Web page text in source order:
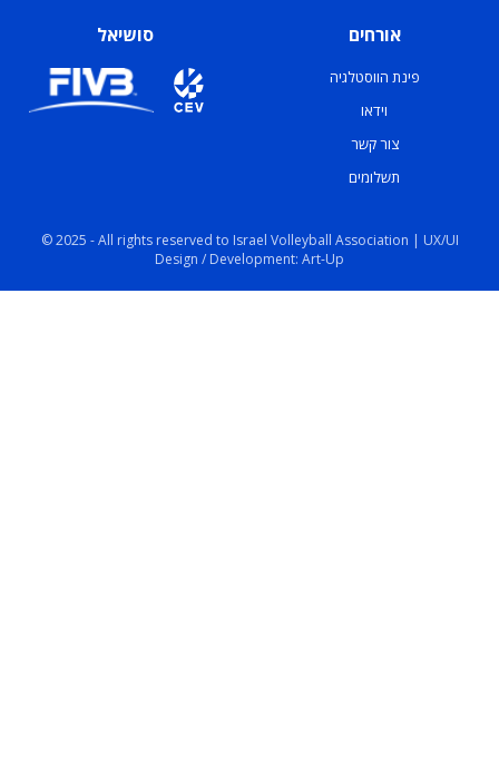
אורחים
פינת הווסטלגיה
וידאו
צור קשר
תשלומים
סושיאל
© 2025 - All rights reserved to Israel Volleyball Association | UX/UI
Design / Development: Art-Up